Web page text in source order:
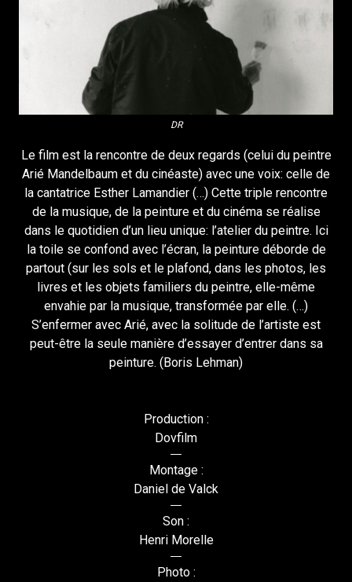
DR
Le film est la rencontre de deux regards (celui du peintre
Arié Mandelbaum et du cinéaste) avec une voix: celle de
la cantatrice Esther Lamandier (…) Cette triple rencontre
de la musique, de la peinture et du cinéma se réalise
dans le quotidien d’un lieu unique: l’atelier du peintre. Ici
la toile se confond avec l’écran, la peinture déborde de
partout (sur les sols et le plafond, dans les photos, les
livres et les objets familiers du peintre, elle-même
envahie par la musique, transformée par elle. (…)
S’enfermer avec Arié, avec la solitude de l’artiste est
peut-être la seule manière d’essayer d’entrer dans sa
peinture. (Boris Lehman)
Production :
Dovfilm
Montage :
Daniel de Valck
Son :
Henri Morelle
Photo :